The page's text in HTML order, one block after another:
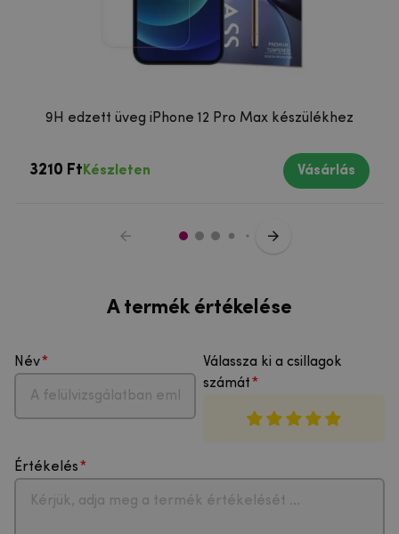
9H edzett üveg iPhone 12 Pro Max készülékhez
3210 Ft Készleten Vásárlás
A termék értékelése
Név
Válassza ki a csillagok
számát
Értékelés